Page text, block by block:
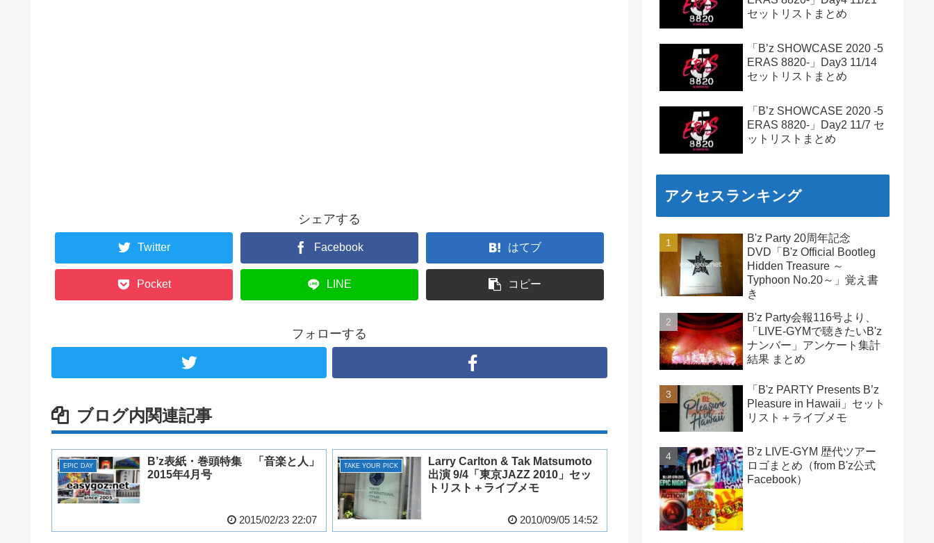
シェアする
Twitter Facebook はてブ
Pocket LINE コピー
フォローする
ブログ内関連記事
EPIC DAY
B’z表紙・巻頭特集 「音楽と人」
2015年4月号
2015/02/23 22:07
TAKE YOUR PICK
Larry Carlton & Tak Matsumoto
出演 9/4「東京JAZZ 2010」セッ
トリスト＋ライブメモ
2010/09/05 14:52
セットリストまとめ
「B’z SHOWCASE 2020 -5
ERAS 8820-」Day3 11/14
セットリストまとめ
「B’z SHOWCASE 2020 -5
ERAS 8820-」Day2 11/7 セ
ットリストまとめ
アクセスランキング
B'z Party 20周年記念
DVD「B'z Official Bootleg
Hidden Treasure ～
Typhoon No.20～」覚え書
き
B'z Party会報116号より、
「LIVE-GYMで聴きたいB'z
ナンバー」アンケート集計
結果 まとめ
「B'z PARTY Presents B’z
Pleasure in Hawaii」セット
リスト＋ライブメモ
B'z LIVE-GYM 歴代ツアー
ロゴまとめ（from B'z公式
Facebook）